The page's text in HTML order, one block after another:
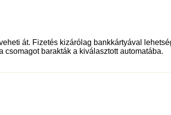
át. Fizetés kizárólag bankkártyával
csomagot barakták a kiválasztott automatába.